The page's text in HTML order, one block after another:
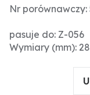
Nr
pasuje do: Z-056
Wymiary (mm):